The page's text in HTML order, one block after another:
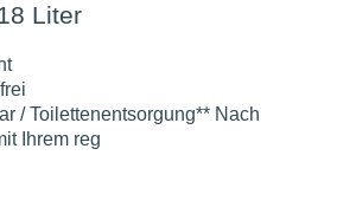
Liter
/ Toilettenentsorgung** Nach
Ihrem reg